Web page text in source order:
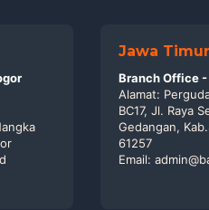
Jawa Timur
Branch Office
Alamat:
BC17, Jl. Raya
Gedangan,
61257
Email: